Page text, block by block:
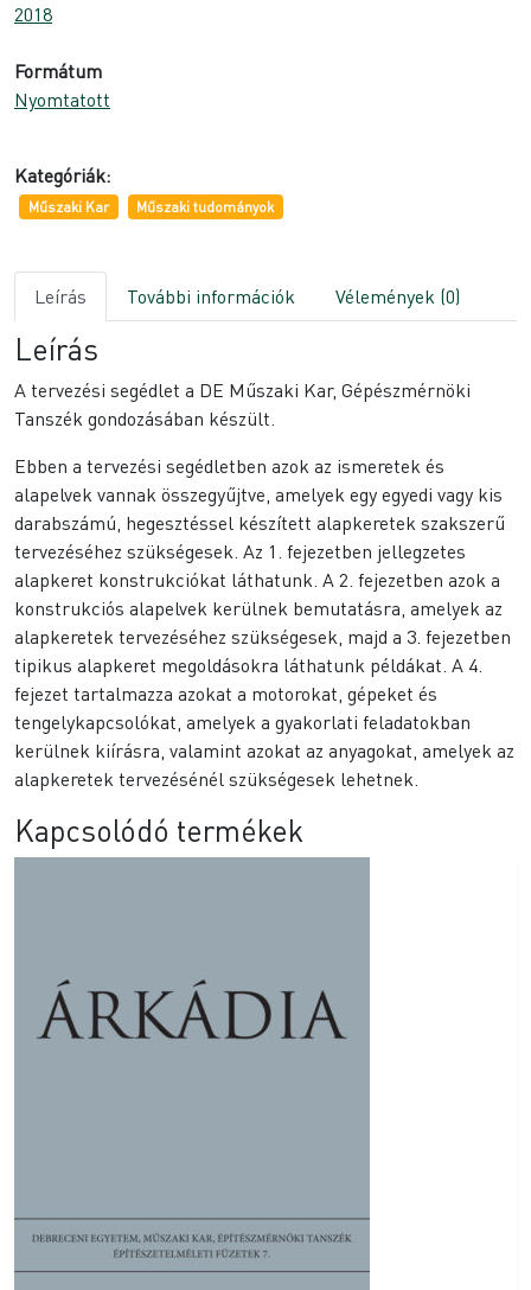
2018
Formátum
Nyomtatott
Kategóriák:
Műszaki Kar Műszaki tudományok
Leírás További információk Vélemények (0)
Leírás
A tervezési segédlet a DE Műszaki Kar, Gépészmérnöki
Tanszék gondozásában készült.
Ebben a tervezési segédletben azok az ismeretek és
alapelvek vannak összegyűjtve, amelyek egy egyedi vagy kis
darabszámú, hegesztéssel készített alapkeretek szakszerű
tervezéséhez szükségesek. Az 1. fejezetben jellegzetes
alapkeret konstrukciókat láthatunk. A 2. fejezetben azok a
konstrukciós alapelvek kerülnek bemutatásra, amelyek az
alapkeretek tervezéséhez szükségesek, majd a 3. fejezetben
tipikus alapkeret megoldásokra láthatunk példákat. A 4.
fejezet tartalmazza azokat a motorokat, gépeket és
tengelykapcsolókat, amelyek a gyakorlati feladatokban
kerülnek kiírásra, valamint azokat az anyagokat, amelyek az
alapkeretek tervezésénél szükségesek lehetnek.
Kapcsolódó termékek